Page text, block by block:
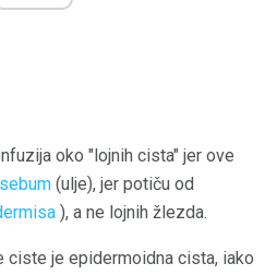
oko "lojnih cista" jer ove
sebum (ulje), jer potiču od
), a ne lojnih žlezda.
ciste je epidermoidna cista, iako